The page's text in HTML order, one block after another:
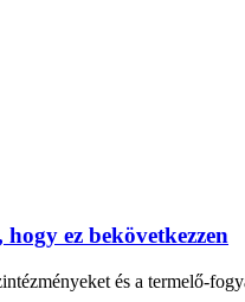
ez bekövetkezzen
és a termelő-